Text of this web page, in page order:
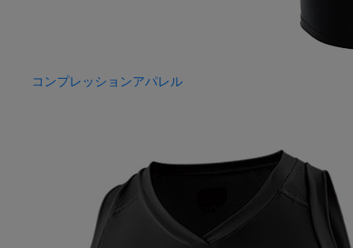
コンプレッションアパレル